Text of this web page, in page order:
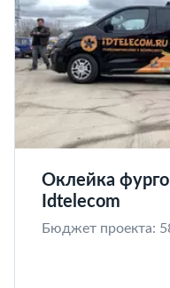
Оклейка
Idtelecom
Бюджет проекта: